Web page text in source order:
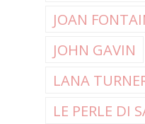
JOAN
JOHN GAVIN
LANA
LE PERLE DI